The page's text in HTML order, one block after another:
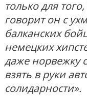
только для
говорит он с
балканских
немецких
даже норвежку
взять в руки
солидарности».